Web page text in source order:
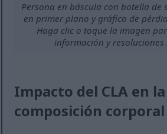
Persona en báscula con botella de
en primer plano y gráfico de
Haga clic o toque la imagen
información y resoluciones
Impacto del CLA en la
composición corporal